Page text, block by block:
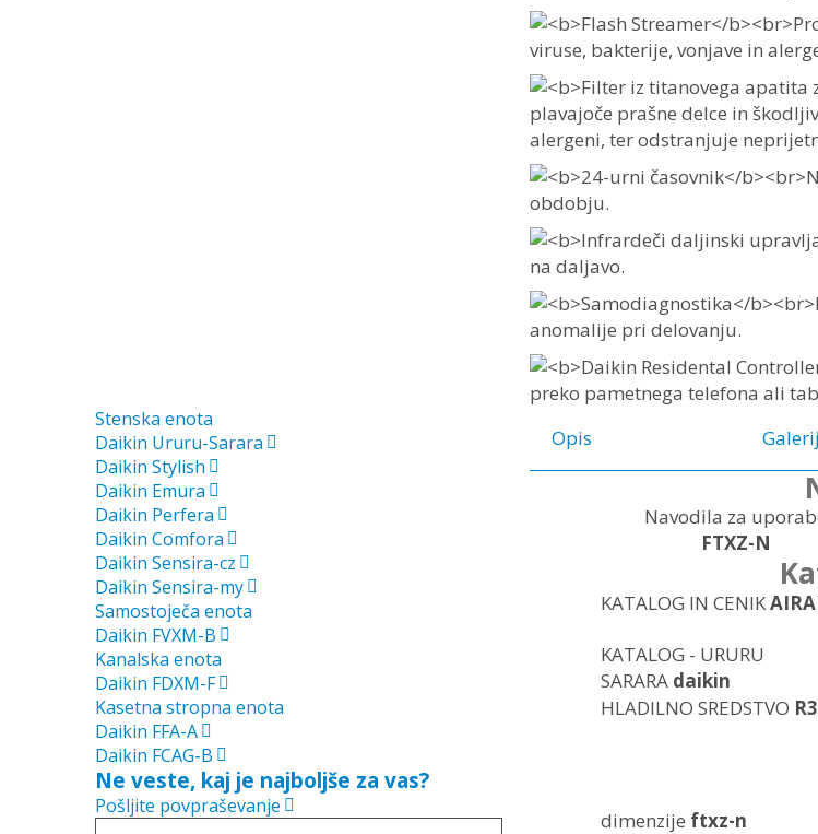
Stenska enota
Daikin Ururu-Sarara
Daikin Stylish
Daikin Emura
Daikin Perfera
Daikin Comfora
Daikin Sensira-cz
Daikin Sensira-my
Samostoječa enota
Daikin FVXM-B
Kanalska enota
Daikin FDXM-F
Kasetna stropna enota
Daikin FFA-A
Daikin FCAG-B
Ne veste, kaj je najboljše za vas?
Pošljite povpraševanje
Opis
Navodila za
FTXZ-N
KATALOG IN CENIK
KATALOG - URURU
SARARA daikin
HLADILNO SREDSTVO
dimenzije ftxz-n